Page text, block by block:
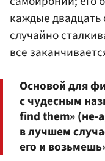
каждые
случайно
все
Основой для
с чудесным
find them» (не-
в лучшем
его и